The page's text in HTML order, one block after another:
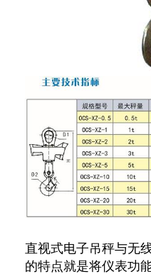
直视式电子吊秤与无
的特点就是将仪表功能